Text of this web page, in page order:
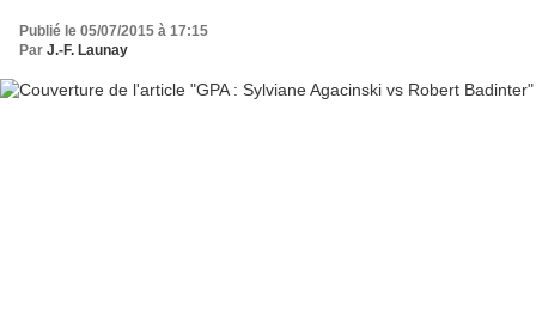
Publié le 05/07/2015 à 17:15
Par J.-F. Launay